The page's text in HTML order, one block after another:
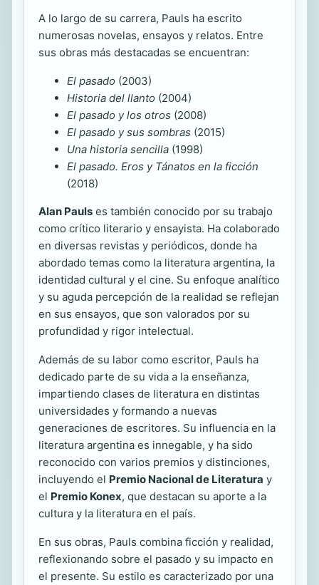
A lo largo de su carrera, Pauls ha escrito
numerosas novelas, ensayos y relatos. Entre
sus obras más destacadas se encuentran:
El pasado (2003)
Historia del llanto (2004)
El pasado y los otros (2008)
El pasado y sus sombras (2015)
Una historia sencilla (1998)
El pasado. Eros y Tánatos en la ficción
(2018)
Alan Pauls es también conocido por su trabajo
como crítico literario y ensayista. Ha colaborado
en diversas revistas y periódicos, donde ha
abordado temas como la literatura argentina, la
identidad cultural y el cine. Su enfoque analítico
y su aguda percepción de la realidad se reflejan
en sus ensayos, que son valorados por su
profundidad y rigor intelectual.
Además de su labor como escritor, Pauls ha
dedicado parte de su vida a la enseñanza,
impartiendo clases de literatura en distintas
universidades y formando a nuevas
generaciones de escritores. Su influencia en la
literatura argentina es innegable, y ha sido
reconocido con varios premios y distinciones,
incluyendo el Premio Nacional de Literatura y
el Premio Konex, que destacan su aporte a la
cultura y la literatura en el país.
En sus obras, Pauls combina ficción y realidad,
reflexionando sobre el pasado y su impacto en
el presente. Su estilo es caracterizado por una